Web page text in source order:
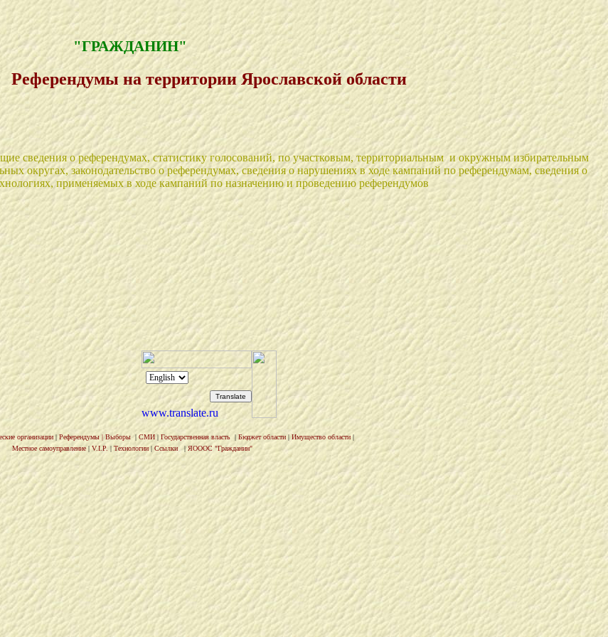
"ГРАЖДАНИН"
Референдумы на территории Ярославской области
сведения о референдумах, статистику голосований, по участковым, территориальным и окружным избирательным
округах, законодательство о референдумах, сведения о нарушениях в ходе кампаний по референдумам, сведения о
применяемых в ходе кампаний по назначению и проведению референдумов
организации| Референдумы | Выборы | СМИ| Государственная власть | Бюджет области | Имущество области |
Местное самоуправление| V.I.P. | Технологии | Ссылки |ЯОООС "Гражданин"